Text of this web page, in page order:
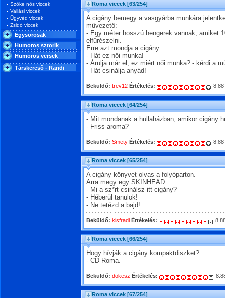
Szőke nős viccek
Vallási viccek
Ügyvéd viccek
Zsidó viccek
Egysorosak
Humoros sztorik
Humoros versek
Társkereső - Randi
Roma viccek [63/254]
A cigány bemegy a vasgyárba munkára
művezető:
- Egy méter hosszú hengerek vannak, amiket
elfűrészelni.
Erre azt mondja a cigány:
- Hát ez női munka!
- Árulja már el, ez miért női munka? - kérdi a
- Hát csinálja anyád!
Beküldő: trev12 Értékelés: 8.88
Roma viccek [64/254]
- Mit mondanak a hullaházban, amikor cigány
- Friss aroma?
Beküldő: Smety Értékelés: 8.88
Roma viccek [65/254]
A cigány könyvet olvas a folyóparton.
Arra megy egy SKINHEAD:
- Mi a sz*rt csinálsz itt cigány?
- Héberül tanulok!
- Ne tetézd a bajd!
Beküldő: kisfradi Értékelés:
Roma viccek [66/254]
Hogy hívják a cigány kompaktdiszket?
- CD-Roma.
Beküldő: dokesz Értékelés:
Roma viccek [67/254]